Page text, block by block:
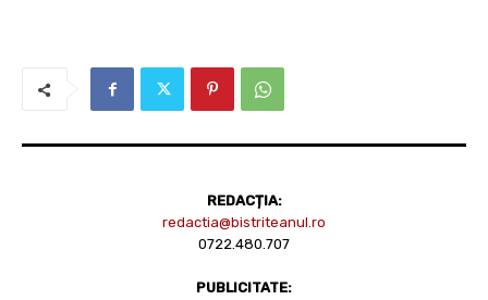
REDACȚIA:
redactia@bistriteanul.ro
0722.480.707
PUBLICITATE: